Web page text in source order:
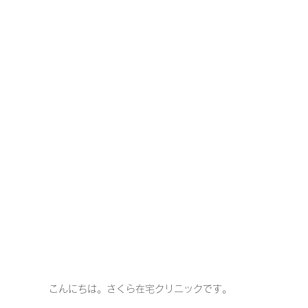
こんにちは。さくら在宅クリニックです。